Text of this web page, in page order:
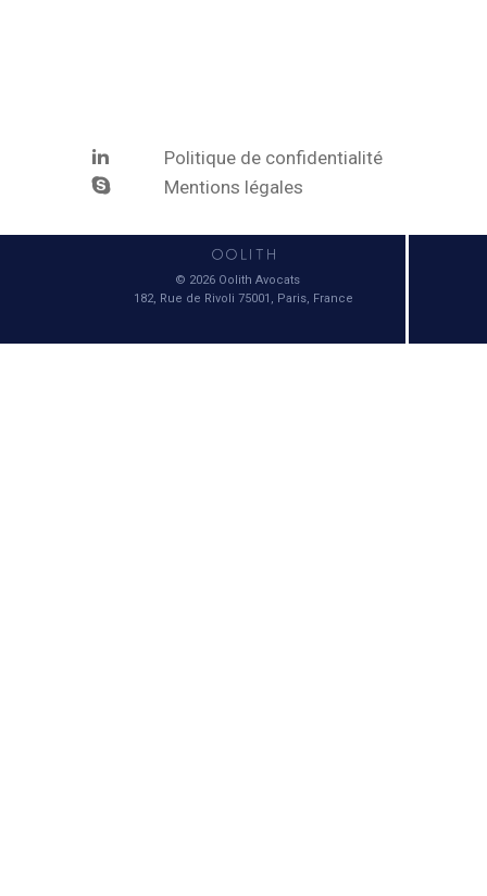
Politique de confidentialité
Mentions légales
182, Rue de Rivoli 75001, Paris, France
© 2026 Oolith Avocats